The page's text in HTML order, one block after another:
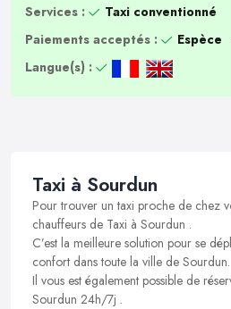
Services :
Taxi conventionné
Paiements acceptés :
Espèce
Langue(s) :
Taxi à Sourdun
Pour trouver un taxi proche de chez
chauffeurs de Taxi à Sourdun .
C’est la meilleure solution pour se
confort dans toute la ville de Sourdun.
Il vous est également possible de
Sourdun 24h/7j .